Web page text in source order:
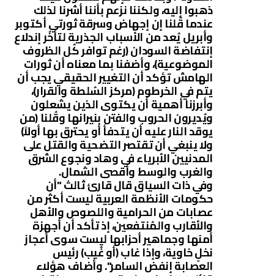
ذهبوا إليه، ولكننا نزعم بأننا أشرنا لذلك
عندما قُلنا إن إجهاض وسرقة ثورتي أكتوبر
وأبريل يُعد من الأسباب الجذرية لتأخُر إندلاع
إنتفاضة السودان (رغم توافر كُل الظروف
الموضوعية)، وأضفنا بما معناه أن ثورات
الهامش تؤكد أن التغيير الحقيقي يجب أن
يتم في الخرطوم (مركز السُلطة والقرار)،
وأبرزنا أهمية أن يكتوى الذين يشعلون
ويُديرون الحروب والفتن بنيرانها وقُلنا (من
يوقد النار عليه أن يتدفأ أو يحترق بها أولاً)
ولا ينبغي أن تقتصر التضحية والقتل على
المدنيين الأبرياء في وهاد ونجوع الشرق
والغرب والوسط وأقصى الشمال.
وفي ذات السياق قال قارئ ثالث "أن
حكومات الأنظمة العربية ليست أكثر من
عصابات من الحرامية واللصوص والأهل
والأقارب والمُنتفعين، إذ تأكد أن أجهزة
أمنها وجماهير أحزابها ليست سوى أعجاز
نخلٍ خاوية، وإذا غاب (أو غُيب) رئيس
العصابة إنفض السامر". وأضاف هؤلاء